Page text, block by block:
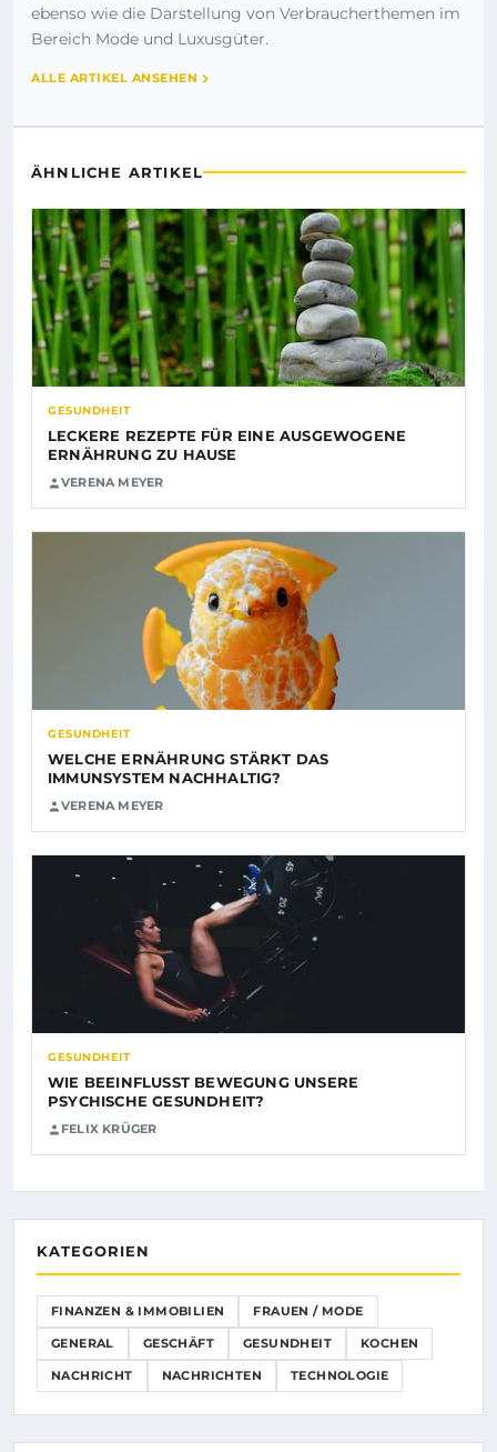
ebenso wie die Darstellung von Verbraucherthemen im
Bereich Mode und Luxusgüter.
ALLE ARTIKEL ANSEHEN
ÄHNLICHE ARTIKEL
GESUNDHEIT
LECKERE REZEPTE FÜR EINE AUSGEWOGENE
ERNÄHRUNG ZU HAUSE
VERENA MEYER
GESUNDHEIT
WELCHE ERNÄHRUNG STÄRKT DAS
IMMUNSYSTEM NACHHALTIG?
VERENA MEYER
GESUNDHEIT
WIE BEEINFLUSST BEWEGUNG UNSERE
PSYCHISCHE GESUNDHEIT?
FELIX KRÜGER
KATEGORIEN
FINANZEN & IMMOBILIEN FRAUEN / MODE
GENERAL GESCHÄFT GESUNDHEIT KOCHEN
NACHRICHT NACHRICHTEN TECHNOLOGIE